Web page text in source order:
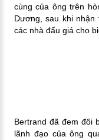
cùng của ông trên
Dương, sau khi nhận
các nhà đấu giá cho
Bertrand đã đem đôi
lãnh đạo của ông